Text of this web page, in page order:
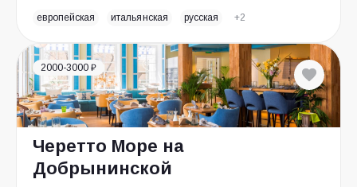
европейская итальянская русская +2
2000-3000 ₽
Черетто Море на
Добрынинской